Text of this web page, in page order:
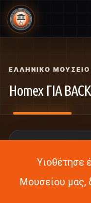
ΕΛΛΗΝΙΚΌ
Homex ΓΙΑ
Υιοθέτησε
Μουσείου μας,